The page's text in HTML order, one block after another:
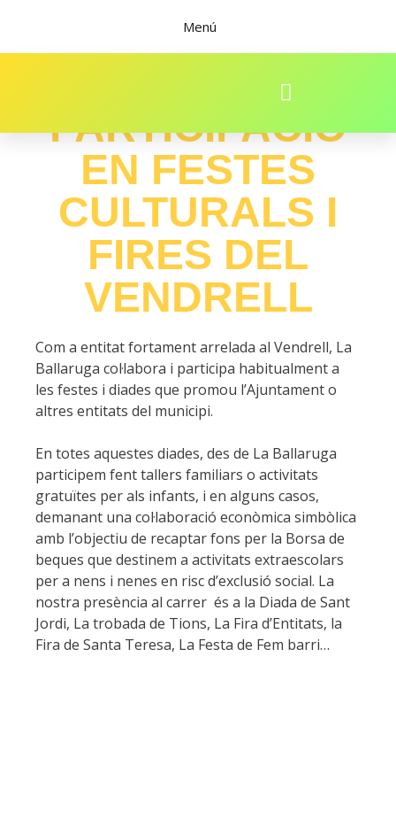
Menú
PARTICIPACIÓ
EN FESTES
CULTURALS I
FIRES DEL
VENDRELL
Com a entitat fortament arrelada al Vendrell, La
Ballaruga col·labora i participa habitualment a
les festes i diades que promou l’Ajuntament o
altres entitats del municipi.
En totes aquestes diades, des de La Ballaruga
participem fent tallers familiars o activitats
gratuïtes per als infants, i en alguns casos,
demanant una col·laboració econòmica simbòlica
amb l’objectiu de recaptar fons per la Borsa de
beques que destinem a activitats extraescolars
per a nens i nenes en risc d’exclusió social. La
nostra presència al carrer és a la Diada de Sant
Jordi, La trobada de Tions, La Fira d’Entitats, la
Fira de Santa Teresa, La Festa de Fem barri…